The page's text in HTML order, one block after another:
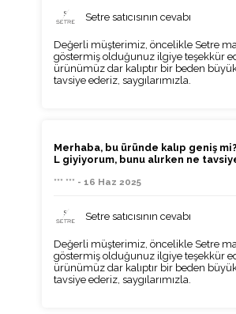
Setre satıcısının cevabı
Değerli müşterimiz, öncelikle Setre
göstermiş olduğunuz ilgiye teşekkür
ürünümüz dar kalıptır bir beden büyük
tavsiye ederiz, saygılarımızla.
Merhaba, bu üründe kalıp geniş
L giyiyorum, bunu alırken ne
*** *** - 16 Haz 2025
Setre satıcısının cevabı
Değerli müşterimiz, öncelikle Setre
göstermiş olduğunuz ilgiye teşekkür
ürünümüz dar kalıptır bir beden büyük
tavsiye ederiz, saygılarımızla.